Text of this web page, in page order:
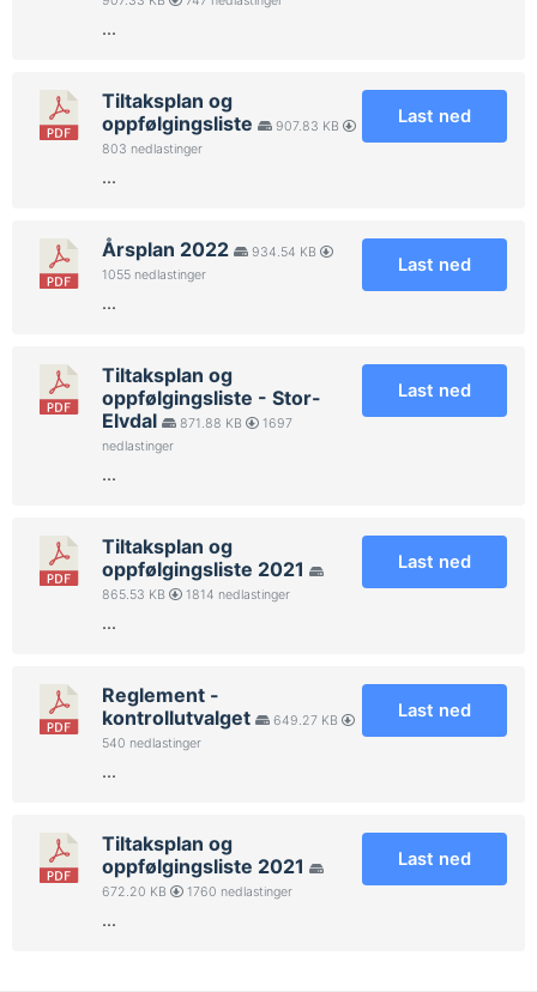
...
Tiltaksplan og
oppfølgingsliste
907.83 KB
803 nedlastinger
...
Last ned
Årsplan 2022
934.54 KB
1055 nedlastinger
...
Last ned
Tiltaksplan og
oppfølgingsliste - Stor-
Elvdal
871.88 KB
1697
nedlastinger
...
Last ned
Tiltaksplan og
oppfølgingsliste 2021
865.53 KB 1814 nedlastinger
...
Last ned
Reglement -
kontrollutvalget
649.27 KB
540 nedlastinger
...
Last ned
Tiltaksplan og
oppfølgingsliste 2021
672.20 KB 1760 nedlastinger
...
Last ned